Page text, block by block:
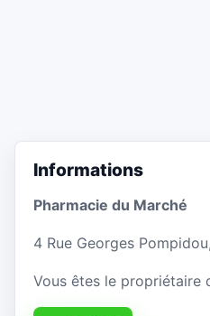
Informations
Pharmacie du Marché
4 Rue Georges
Vous êtes le propriétaire